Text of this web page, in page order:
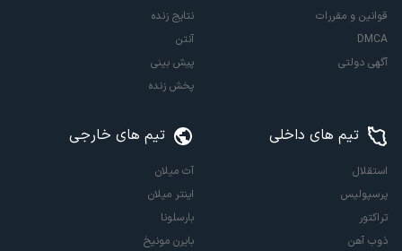
قوانین و مقررات
DMCA
آگهی دولتی
نتایج زنده
آنتن
پیش بینی
پخش زنده
تیم های داخلی
استقلال
پرسپولیس
تراکتور
ذوب آهن
تیم های خارجی
آث میلان
اینتر میلان
بارسلونا
بایرن مونیخ